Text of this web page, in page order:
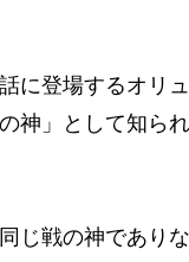
に登場するオリ
神」として知ら
じ戦の神であり